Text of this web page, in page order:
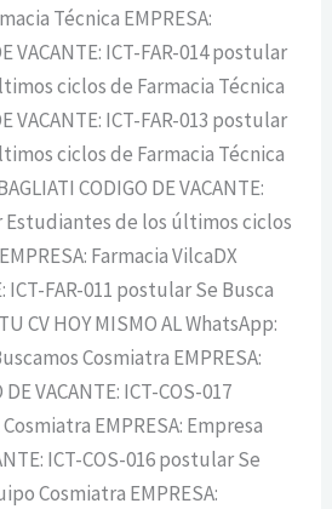
Técnica EMPRESA:
VACANTE: ICT-FAR-014 postular
ciclos de Farmacia Técnica
VACANTE: ICT-FAR-013 postular
ciclos de Farmacia Técnica
CODIGO DE VACANTE:
Estudiantes de los últimos ciclos
Farmacia VilcaDX
ICT-FAR-011 postular Se Busca
CV HOY MISMO AL WhatsApp:
Cosmiatra EMPRESA:
VACANTE: ICT-COS-017
EMPRESA: Empresa
ICT-COS-016 postular Se
Cosmiatra EMPRESA: